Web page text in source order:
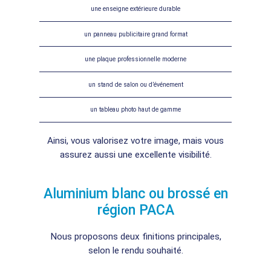
une enseigne extérieure durable
un panneau publicitaire grand format
une plaque professionnelle moderne
un stand de salon ou d’événement
un tableau photo haut de gamme
Ainsi, vous valorisez votre image, mais vous
assurez aussi une excellente visibilité.
Aluminium blanc ou brossé en
région PACA
Nous proposons deux finitions principales,
selon le rendu souhaité.